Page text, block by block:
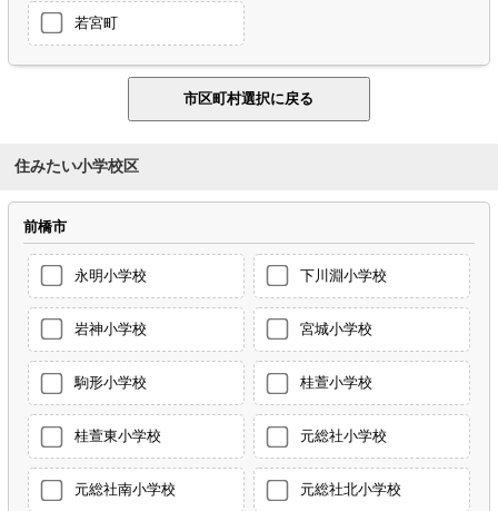
若宮町
住みたい小学校区
前橋市
永明小学校 下川淵小学校
岩神小学校 宮城小学校
駒形小学校 桂萱小学校
桂萱東小学校 元総社小学校
元総社南小学校 元総社北小学校